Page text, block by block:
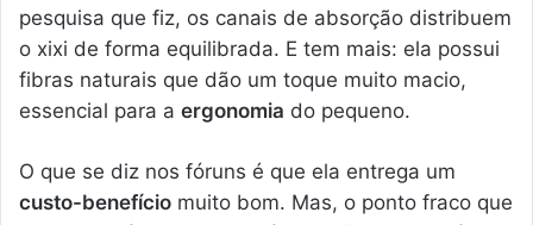
pesquisa que fiz, os canais de absorção distribuem
o xixi de forma equilibrada. E tem mais: ela possui
fibras naturais que dão um toque muito macio,
essencial para a ergonomia do pequeno.
O que se diz nos fóruns é que ela entrega um
custo-benefício muito bom. Mas, o ponto fraco que